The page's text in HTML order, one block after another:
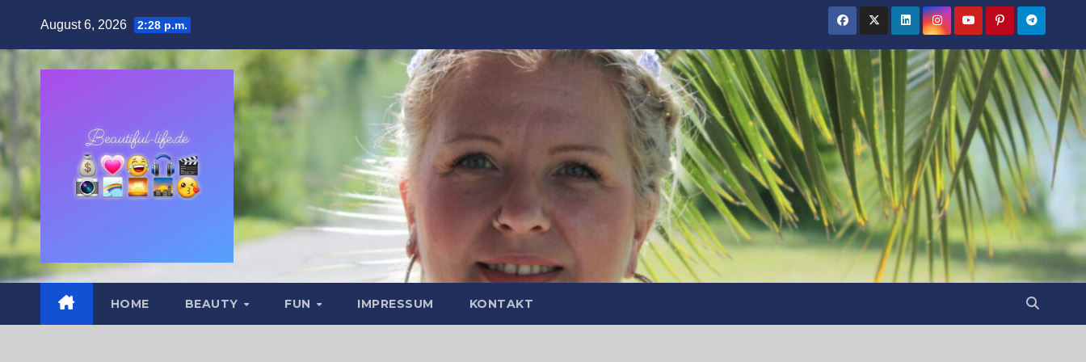
springen
August 6, 2026 2:28 p.m.
HOME BEAUTY FUN IMPRESSUM KONTAKT